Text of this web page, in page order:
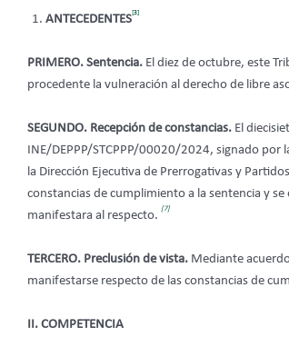
ANTECEDENTES
[3]
PRIMERO. Sentencia. El diez de octubre, este
procedente la vulneración al derecho de libre
SEGUNDO. Recepción de constancias. El
INE/DEPPP/STCPPP/00020/2024, signado por
la Dirección Ejecutiva de Prerrogativas y
constancias de cumplimiento a la sentencia y
manifestara al respecto.
[7]
TERCERO. Preclusión de vista. Mediante
manifestarse respecto de las constancias de
II. COMPETENCIA